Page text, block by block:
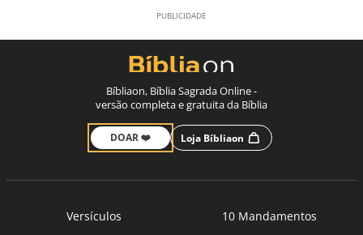
Bíbliaon, Bíblia Sagrada Online -
versão completa e gratuita da Bíblia
DOAR ❤️ Loja Bíbliaon
Versículos
10 Mandamentos